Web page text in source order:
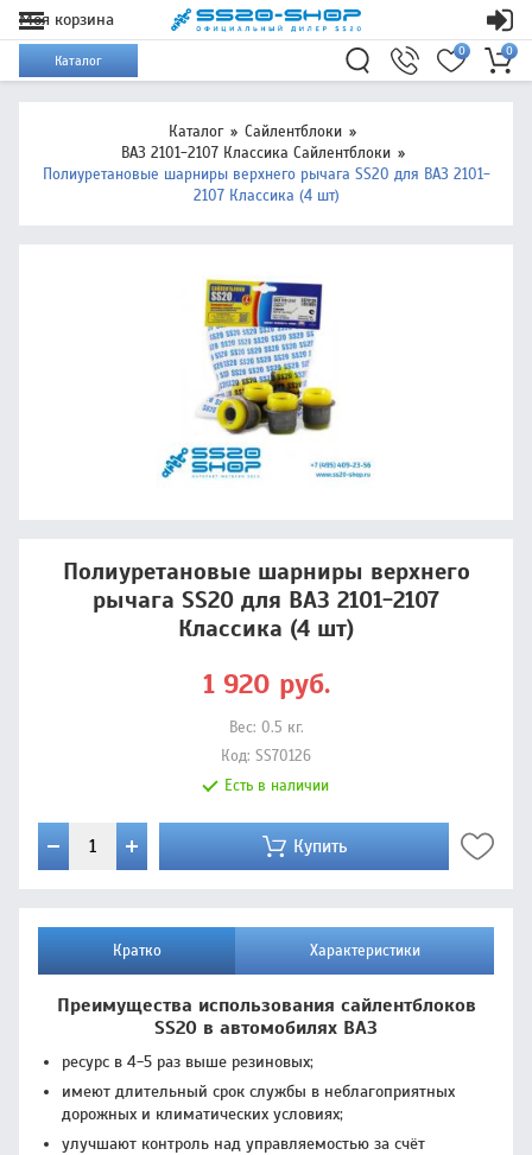
Моя корзина
Каталог
0
0
Каталог
Сайлентблоки
ВАЗ 2101-2107 Классика Сайлентблоки
Полиуретановые шарниры верхнего рычага SS20 для ВАЗ 2101-
2107 Классика (4 шт)
Полиуретановые шарниры верхнего
рычага SS20 для ВАЗ 2101-2107
Классика (4 шт)
1 920 руб.
Вес: 0.5 кг.
Код: SS70126
Есть в наличии
Купить
Кратко Характеристики
Преимущества использования сайлентблоков
SS20 в автомобилях ВАЗ
ресурс в 4-5 раз выше резиновых;
имеют длительный срок службы в неблагоприятных
дорожных и климатических условиях;
улучшают контроль над управляемостью за счёт